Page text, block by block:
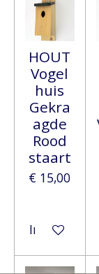
HOUT
Vogel
huis
Gekra
agde
Rood
staart
€ 15,00
In